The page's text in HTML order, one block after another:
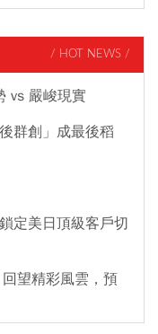
/ HOT NEWS /
vs 嚴峻現實
群創」成最後稻
定美日頂級客戶切
望精彩風雲，預